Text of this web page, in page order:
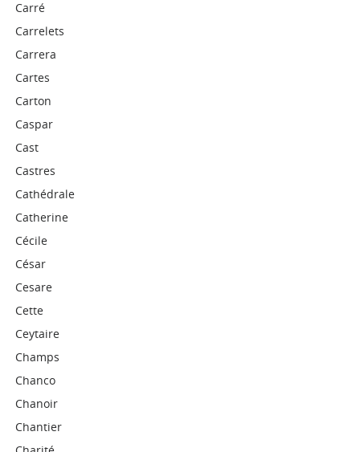
Carré
Carrelets
Carrera
Cartes
Carton
Caspar
Cast
Castres
Cathédrale
Catherine
Cécile
César
Cesare
Cette
Ceytaire
Champs
Chanco
Chanoir
Chantier